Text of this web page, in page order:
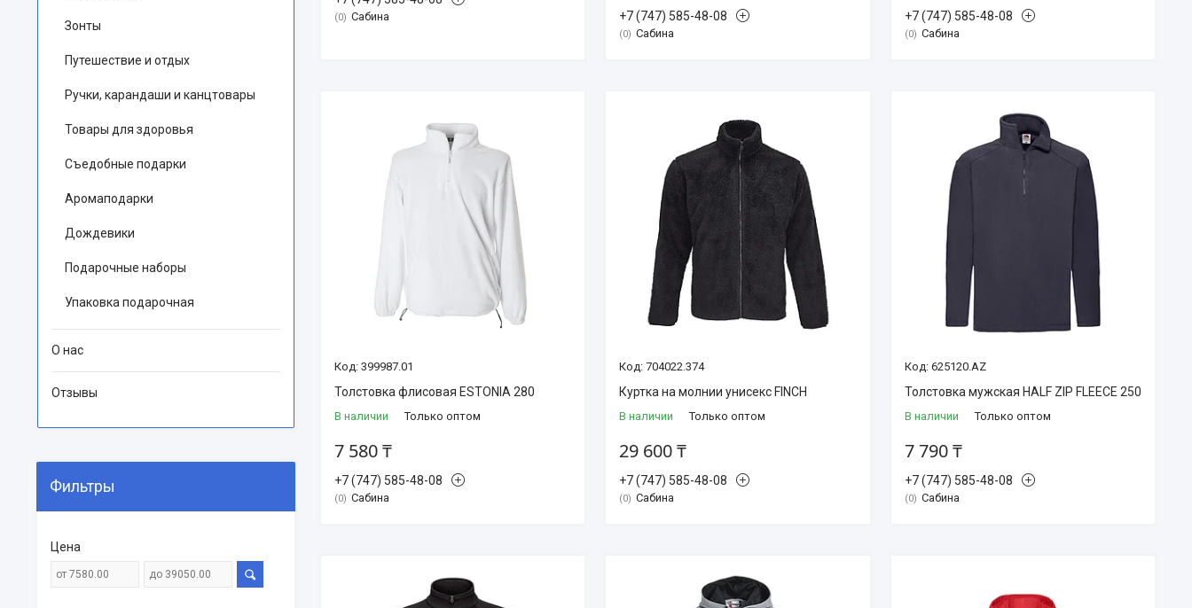
0 Сабина +7 (747) 585-48-08
0 Сабина
+7 (747) 585-48-08
0 Сабина
399987.01
Толстовка флисовая ESTONIA 280
В наличии Только оптом
7 580 ₸
+7 (747) 585-48-08
0 Сабина
704022.374
Куртка на молнии унисекс FINCH
В наличии Только оптом
29 600 ₸
+7 (747) 585-48-08
0 Сабина
625120.AZ
Толстовка мужская HALF ZIP FLEECE 250
В наличии Только оптом
7 790 ₸
+7 (747) 585-48-08
0 Сабина
Зонты
Путешествие и отдых
Ручки, карандаши и канцтовары
Товары для здоровья
Съедобные подарки
Аромаподарки
Дождевики
Подарочные наборы
Упаковка подарочная
О нас
Отзывы
Фильтры
Цена